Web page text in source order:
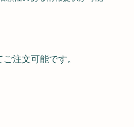
注文可能です。